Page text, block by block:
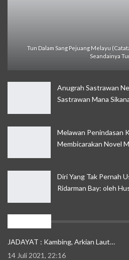
Tun Dalam Sang Pejuang Melayu
Seandainya
Anugrah Sastrawan
Sastrawan Mana
Melawan Penindasan
Membicarakan Novel
Diri Yang Tak Pernah
Ridarman Bay: oleh
JADAYAT : Kambing, Arkian Laut…
14 Juli 2021, 22:16